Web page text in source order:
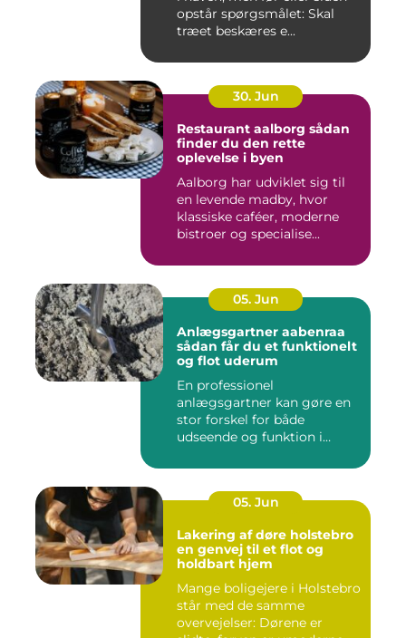
opstår spørgsmålet: Skal
træet beskæres e...
30. Jun
Restaurant aalborg sådan
finder du den rette
oplevelse i byen
Aalborg har udviklet sig til
en levende madby, hvor
klassiske caféer, moderne
bistroer og specialise...
05. Jun
Anlægsgartner aabenraa
sådan får du et funktionelt
og flot uderum
En professionel
anlægsgartner kan gøre en
stor forskel for både
udseende og funktion i
05. Jun
Lakering af døre holstebro
en genvej til et flot og
holdbart hjem
Mange boligejere i Holstebro
står med de samme
overvejelser: Dørene er